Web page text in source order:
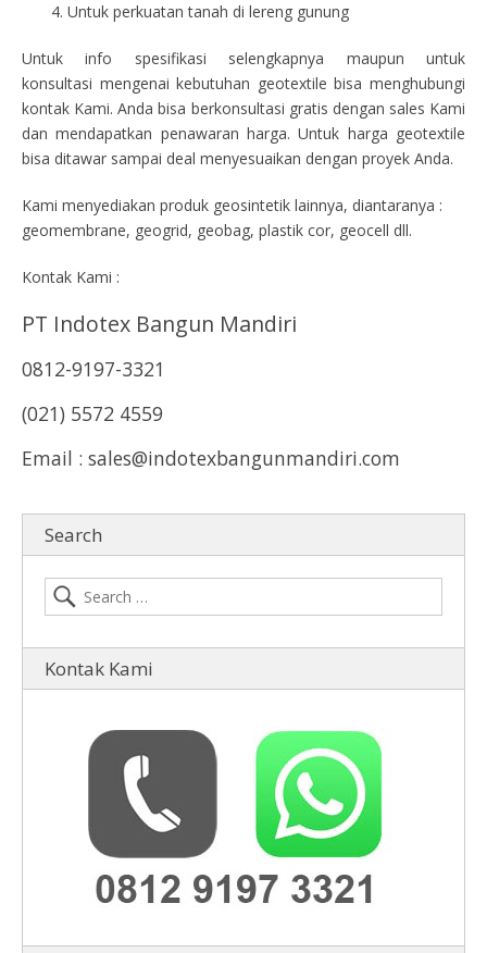
Untuk perkuatan tanah di lereng gunung
Untuk info spesifikasi selengkapnya maupun untuk
konsultasi mengenai kebutuhan geotextile bisa menghubungi
kontak Kami. Anda bisa berkonsultasi gratis dengan sales Kami
dan mendapatkan penawaran harga. Untuk harga geotextile
bisa ditawar sampai deal menyesuaikan dengan proyek Anda.
Kami menyediakan produk geosintetik lainnya, diantaranya :
geomembrane, geogrid, geobag, plastik cor, geocell dll.
Kontak Kami :
PT Indotex Bangun Mandiri
0812-9197-3321
(021) 5572 4559
Email : sales@indotexbangunmandiri.com
Search
Kontak Kami